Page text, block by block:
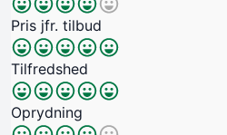
Pris jfr. tilbud
Tilfredshed
Oprydning